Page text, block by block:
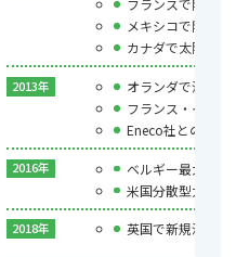
フランスで陸上風
メキシコで陸上風
カナダで太陽光発電
2013年
オランダで洋上風
フランス・イタリ
Eneco社との協業・
2016年
ベルギー最大の新
米国分散型太陽光
2018年 英国で新規洋上風